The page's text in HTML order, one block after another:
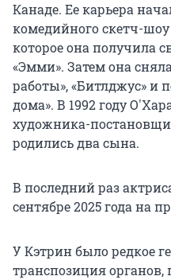
Канаде. Ее карьера
комедийного скетч-шоу
которое она получила
«Эмми». Затем она
работы», «Битлджус» и
дома». В 1992 году
художника-
родились два сына.
В последний раз
сентябре 2025 года на
У Кэтрин было редкое
транспозиция органов,